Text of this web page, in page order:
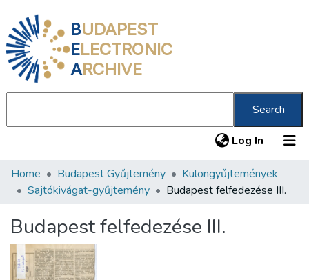
BUDAPEST
ELECTRONIC
ARCHIVE
Search
Log In (current)
Communities & Collections
Statistics
About us
Home Budapest Gyűjtemény
Különgyűjtemények
Sajtókivágat-gyűjtemény
Budapest felfedezése III.
Budapest felfedezése III.